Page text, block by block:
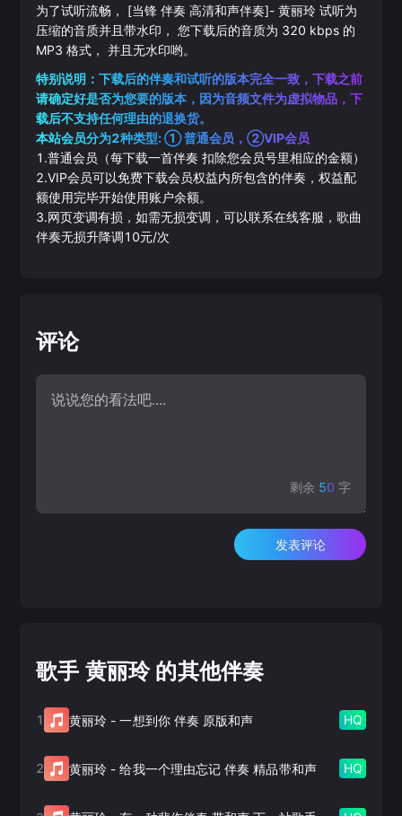
为了试听流畅， [当锋 伴奏 高清和声伴奏]- 黄丽玲 试听为
压缩的音质并且带水印， 您下载后的音质为 320 kbps 的
MP3 格式， 并且无水印哟。
特别说明：下载后的伴奏和试听的版本完全一致，下载之前
请确定好是否为您要的版本，因为音频文件为虚拟物品，下
载后不支持任何理由的退换货。
本站会员分为2种类型: ① 普通会员，②VIP会员
1.普通会员（每下载一首伴奏 扣除您会员号里相应的金额）
2.VIP会员可以免费下载会员权益内所包含的伴奏，权益配
额使用完毕开始使用账户余额。
3.网页变调有损，如需无损变调，可以联系在线客服，歌曲
伴奏无损升降调10元/次
评论
剩余 50 字
发表评论
歌手 黄丽玲 的其他伴奏
1 黄丽玲 -一想到你 伴奏 原版和声 HQ
2 黄丽玲 -给我一个理由忘记 伴奏 精品带和声 HQ